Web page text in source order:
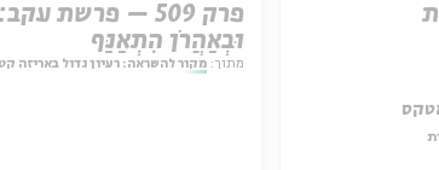
פרק 509 – פרשת עקב:
וּבְאַהֲרֹן הִתְאַנַּף
מתוך: מקור להשראה: רעיון גדול באריזה